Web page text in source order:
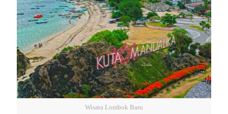
Wisata Lombok Baru